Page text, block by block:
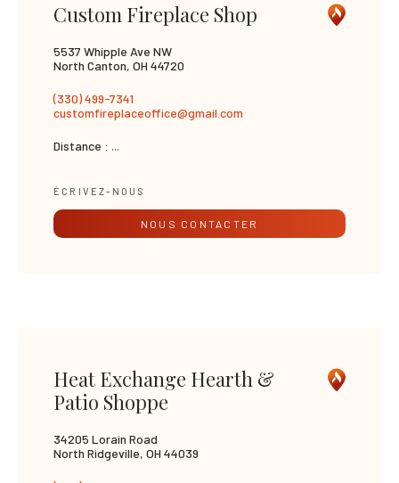
Custom Fireplace Shop
5537 Whipple Ave NW
North Canton, OH 44720
(330) 499-7341
customfireplaceoffice@gmail.com
Distance : ...
ÉCRIVEZ-NOUS
NOUS CONTACTER
Heat Exchange Hearth &
Patio Shoppe
34205 Lorain Road
North Ridgeville, OH 44039